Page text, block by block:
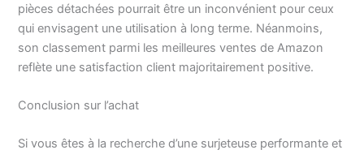
pièces détachées pourrait être un inconvénient pour ceux
qui envisagent une utilisation à long terme. Néanmoins,
son classement parmi les meilleures ventes de Amazon
reflète une satisfaction client majoritairement positive.
Conclusion sur l’achat
Si vous êtes à la recherche d’une surjeteuse performante et